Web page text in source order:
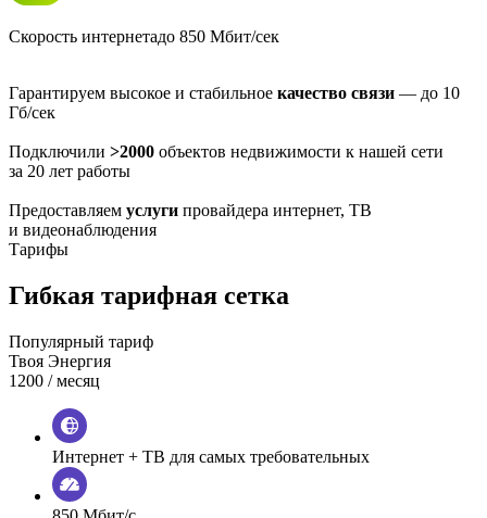
Скорость интернетадо 850 Мбит/сек
Гарантируем высокое и стабильное качество связи — до 10
Гб/сек
Подключили >2000 объектов недвижимости к нашей сети
за 20 лет работы
Предоставляем услуги провайдера интернет, ТВ
и видеонаблюдения
Тарифы
Гибкая тарифная сетка
Популярный тариф
Твоя Энергия
1200 / месяц
Интернет + ТВ для самых требовательных